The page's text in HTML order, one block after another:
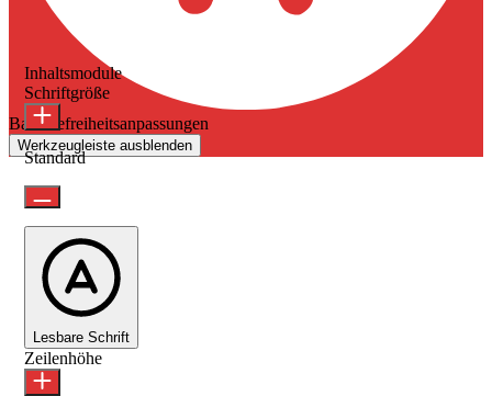
Barrierefreiheitsanpassungen
Werkzeugleiste ausblenden
Inhaltsmodule
Schriftgröße
Standard
Lesbare Schrift
Zeilenhöhe